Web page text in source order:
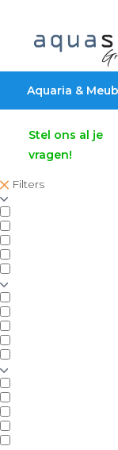
Aquaria &
Stel ons al je
vragen!
Filters